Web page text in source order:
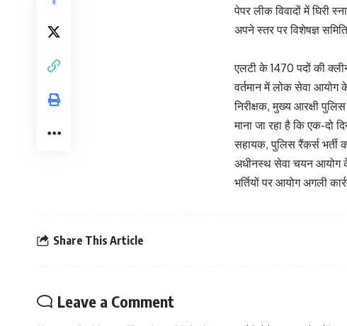
पेपर लीक विवादों में घिरी
अपने स्तर पर विशेषज्ञ
एलटी के 1470 पदों की
वर्तमान में लोक सेवा
निरीक्षक, मुख्य आरक्षी
माना जा रहा है कि एक-
सहायक, पुलिस रैंकर्स भर्ती
अधीनस्थ सेवा चयन आयोग के
भर्तियों पर आयोग अगली
Share This Article
Leave a Comment